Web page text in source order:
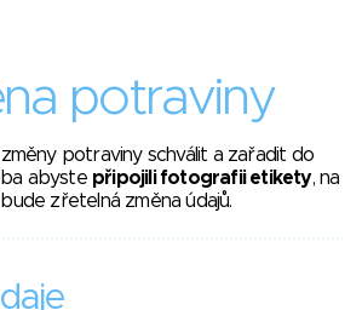
potraviny
potraviny schválit a zařadit do
abyste připojili fotografii etikety, na
zřetelná změna údajů.